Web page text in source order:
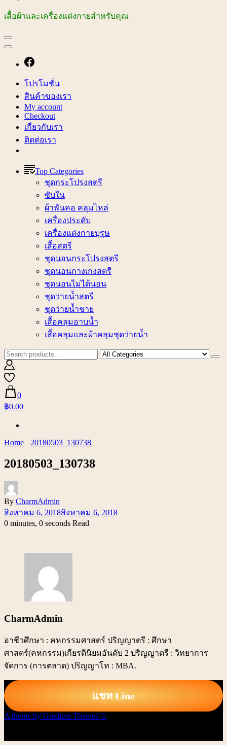
เสื้อผ้าและเครื่องแต่งกายสำหรับคุณ
โปรโมชั่น
สินค้าของเรา
My account
Checkout
เกี่ยวกับเรา
ติดต่อเรา
Top Categories
ชุดกระโปรงสตรี
ซับใน
ผ้าพันคอ คลุมไหล่
เครื่องประดับ
เครื่องแต่งกายบุรุษ
เสื้อสตรี
ชุดนอนกระโปรงสตรี
ชุดนอนกางเกงสตรี
ชุดนอนไม่ได้นอน
ชุดว่ายน้ำสตรี
ชุดว่ายน้ำชาย
เสื้อคลุมอาบน้ำ
เสื้อคลุมและผ้าคลุมชุดว่ายน้ำ
0
฿0.00
Home 20180503_130738
20180503_130738
By CharmAdmin
สิงหาคม 6, 2018สิงหาคม 6, 2018
0 minutes, 0 seconds Read
CharmAdmin
อาชีวศึกษา : คหกรรมศาสตร์ ปริญญาตรี : ศึกษา
ศาสตร์(คหกรรม)เกียรตินิยมอันดับ 2 ปริญญาตรี : วิทยาการ
จัดการ (การตลาด) ปริญญาโท : MBA.
แชท Line
A theme by Gradient Themes ©